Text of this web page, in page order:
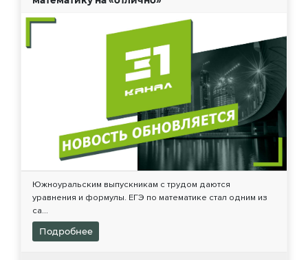
Южноуральским выпускникам с трудом даются
уравнения и формулы. ЕГЭ по математике стал одним из
са...
Подробнее